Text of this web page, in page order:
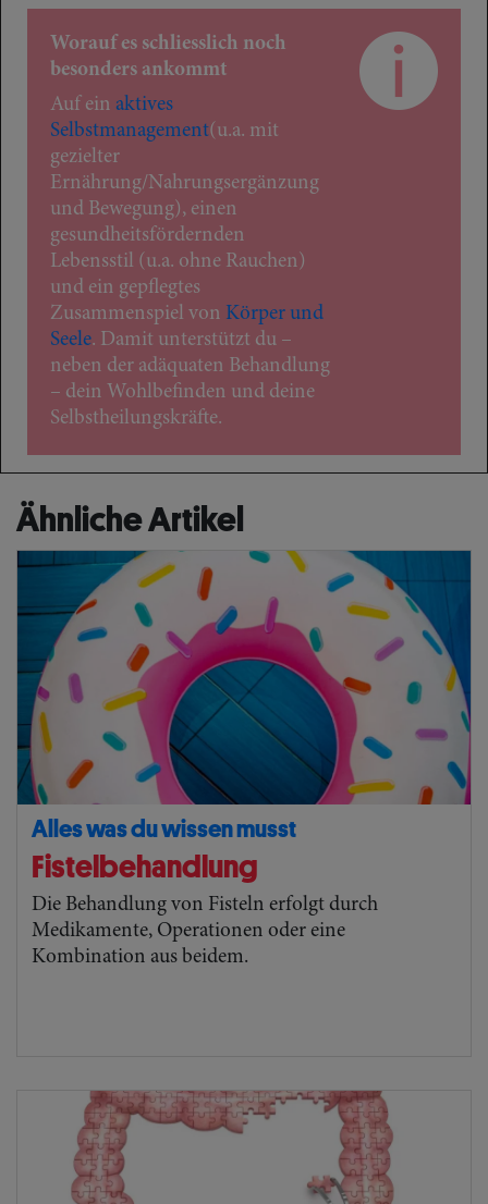
Worauf es schliesslich noch
besonders ankommt
Auf ein aktives
Selbstmanagement(u.a. mit
gezielter
Ernährung/Nahrungsergänzung
und Bewegung), einen
gesundheitsfördernden
Lebensstil (u.a. ohne Rauchen)
und ein gepflegtes
Zusammenspiel von Körper und
Seele. Damit unterstützt du –
neben der adäquaten Behandlung
– dein Wohlbefinden und deine
Selbstheilungskräfte.
Ähnliche Artikel
Alles was du wissen musst
Fistelbehandlung
Die Behandlung von Fisteln erfolgt durch
Medikamente, Operationen oder eine
Kombination aus beidem.